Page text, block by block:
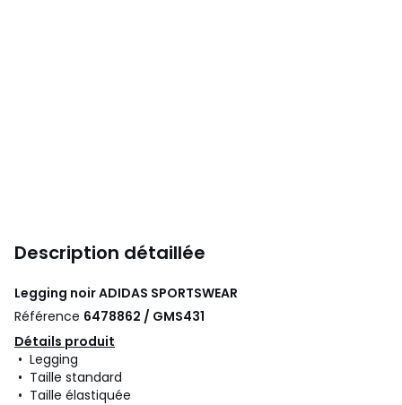
Description détaillée
Legging noirADIDAS SPORTSWEAR
Référence 6478862 / GMS431
Détails produit
• Legging
• Taille standard
• Taille élastiquée